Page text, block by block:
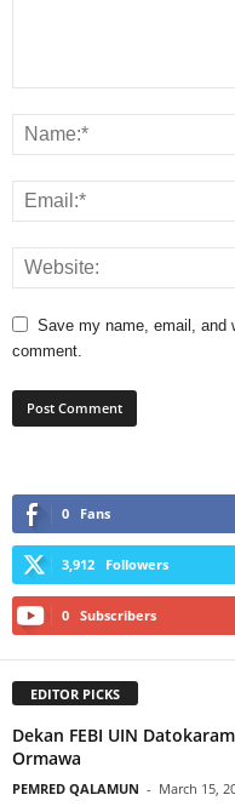
Save my name, email, and
comment.
0 Fans
3,912 Followers
0 Subscribers
EDITOR PICKS
Dekan FEBI UIN
Ormawa
PEMRED QALAMUN - March 15,